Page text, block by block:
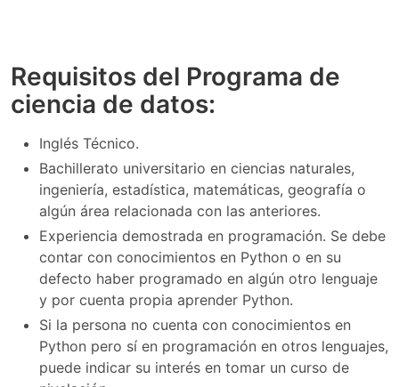
Requisitos del Programa de
ciencia de datos:
Inglés Técnico.
Bachillerato universitario en ciencias naturales,
ingeniería, estadística, matemáticas, geografía o
algún área relacionada con las anteriores.
Experiencia demostrada en programación. Se debe
contar con conocimientos en Python o en su
defecto haber programado en algún otro lenguaje
y por cuenta propia aprender Python.
Si la persona no cuenta con conocimientos en
Python pero sí en programación en otros lenguajes,
puede indicar su interés en tomar un curso de